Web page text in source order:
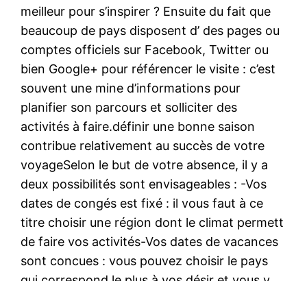
meilleur pour s’inspirer ? Ensuite du fait que
beaucoup de pays disposent d’ des pages ou
comptes officiels sur Facebook, Twitter ou
bien Google+ pour référencer le visite : c’est
souvent une mine d’informations pour
planifier son parcours et solliciter des
activités à faire.définir une bonne saison
contribue relativement au succès de votre
voyageSelon le but de votre absence, il y a
deux possibilités sont envisageables : -Vos
dates de congés est fixé : il vous faut à ce
titre choisir une région dont le climat permett
de faire vos activités-Vos dates de vacances
sont concues : vous pouvez choisir le pays